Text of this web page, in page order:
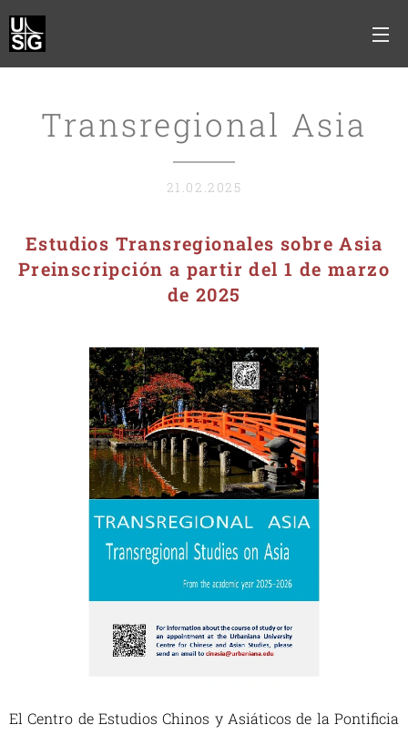
Transregional Asia
21.02.2025
Estudios Transregionales sobre Asia
Preinscripción a partir del 1 de marzo
de 2025
El Centro de Estudios Chinos y Asiáticos de la Pontificia